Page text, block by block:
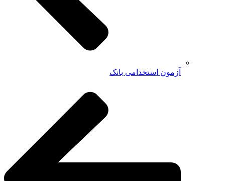
آزمون استخدامی بانک